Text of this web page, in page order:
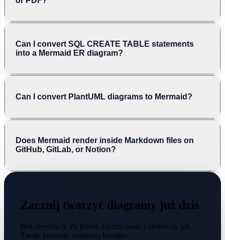
Can I convert SQL CREATE TABLE statements
into a Mermaid ER diagram?
Can I convert PlantUML diagrams to Mermaid?
Does Mermaid render inside Markdown files on
GitHub, GitLab, or Notion?
Zacznij tworzyć diagramy już dziś
Bez rejestracji. Po prostu zacznij pisać i obserwuj, jak
Twoje pomysły nabierają kształtu.